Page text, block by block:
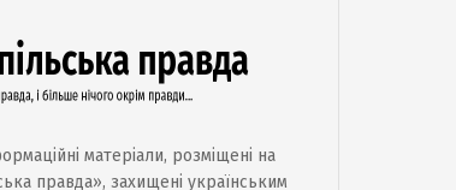
матеріали, розміщені на
правда», захищені українським